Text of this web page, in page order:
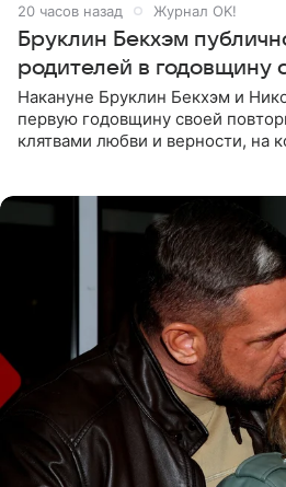
20 часов назад Журнал OK!
Бруклин Бекхэм
родителей в годовщину
Накануне Бруклин Бекхэм и
первую годовщину своей
клятвами любви и верности, на